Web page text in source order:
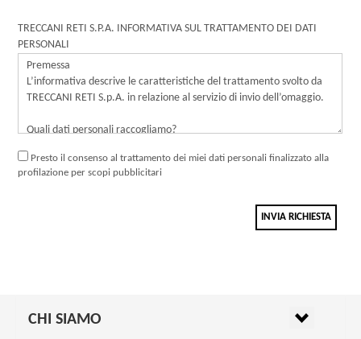
TRECCANI RETI S.P.A. INFORMATIVA SUL TRATTAMENTO DEI DATI
PERSONALI
Presto il consenso al trattamento dei miei dati personali finalizzato alla
profilazione per scopi pubblicitari
INVIA RICHIESTA
CHI SIAMO